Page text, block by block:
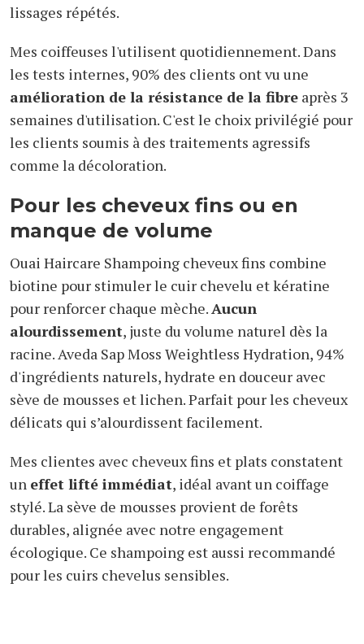
lissages répétés.
Mes coiffeuses l'utilisent quotidiennement. Dans
les tests internes, 90% des clients ont vu une
amélioration de la résistance de la fibre après 3
semaines d'utilisation. C'est le choix privilégié pour
les clients soumis à des traitements agressifs
comme la décoloration.
Pour les cheveux fins ou en
manque de volume
Ouai Haircare Shampoing cheveux fins combine
biotine pour stimuler le cuir chevelu et kératine
pour renforcer chaque mèche.Aucun
alourdissement, juste du volume naturel dès la
racine. Aveda Sap Moss Weightless Hydration, 94%
d'ingrédients naturels, hydrate en douceur avec
sève de mousses et lichen. Parfait pour les cheveux
délicats qui s’alourdissent facilement.
Mes clientes avec cheveux fins et plats constatent
un effet lifté immédiat, idéal avant un coiffage
stylé. La sève de mousses provient de forêts
durables, alignée avec notre engagement
écologique. Ce shampoing est aussi recommandé
pour les cuirs chevelus sensibles.